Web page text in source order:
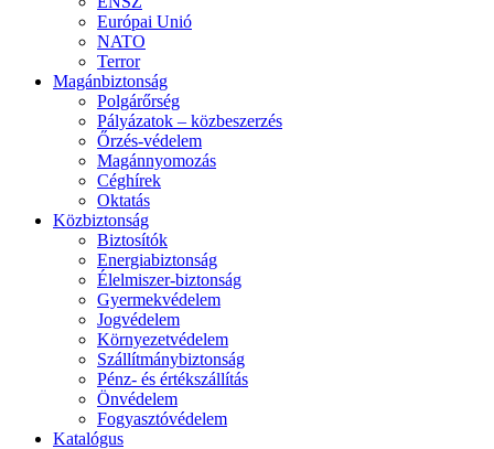
Európai Unió
NATO
Terror
Magánbiztonság
Polgárőrség
Pályázatok – közbeszerzés
Őrzés-védelem
Magánnyomozás
Céghírek
Oktatás
Közbiztonság
Biztosítók
Energiabiztonság
Élelmiszer-biztonság
Gyermekvédelem
Jogvédelem
Környezetvédelem
Szállítmánybiztonság
Pénz- és értékszállítás
Önvédelem
Fogyasztóvédelem
Katalógus